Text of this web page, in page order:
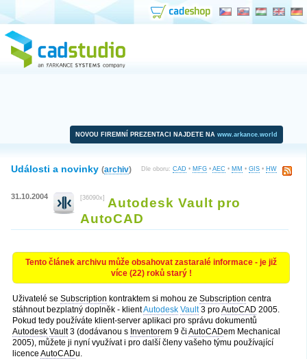
NOVOU FIREMNÍ PREZENTACI NAJDETE NA www.arkance.world
Dle oboru: CAD • MFG • AEC • MM • GIS • HW
Události a novinky (archiv)
31.10.2004 [36090x]
Autodesk Vault pro
AutoCAD
Tento článek archivu může obsahovat zastaralé informace - je již
více (22) roků starý !
Uživatelé se Subscription kontraktem si mohou ze Subscription centra
stáhnout bezplatný doplněk - klientAutodesk Vault3 proAutoCAD 2005.
Pokud tedy používáte klient-server aplikaci pro správu dokumentů
Autodesk Vault3 (dodávanou s Inventorem 9 či AutoCADem Mechanical
2005), můžete ji nyní využívat i pro další členy vašeho týmu používající
licence AutoCADu.